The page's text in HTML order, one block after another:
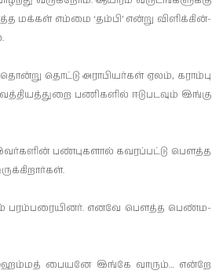
மக்கள் எம்மை ‘தம்பி’ என்று விளிக்­கின்­
தொட்டு அரா­பி­யர்கள் ஏலம், கராம்பு
பணி­களில் ஈடு­ப­டவும் இங்கு
பண்­புகளால் கவ­ரப்­பட்டு பௌத்த
பரம்­ப­ரை­யினர். எனவே பௌத்த பெண்­ம­
பையனே இங்கே வாரும்… என்றே